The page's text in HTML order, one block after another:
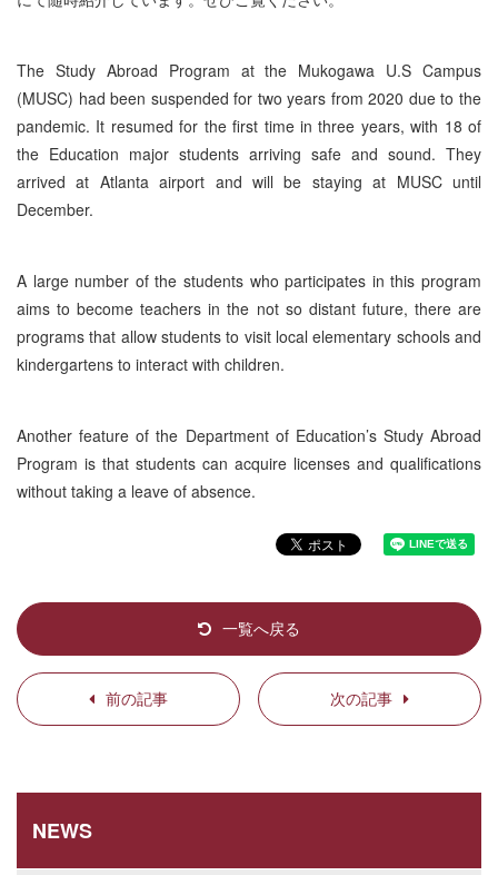
The Study Abroad Program at the Mukogawa U.S Campus
(MUSC) had been suspended for two years from 2020 due to the
pandemic. It resumed for the first time in three years, with 18 of
the Education major students arriving safe and sound. They
arrived at Atlanta airport and will be staying at MUSC until
December.
A large number of the students who participates in this program
aims to become teachers in the not so distant future, there are
programs that allow students to visit local elementary schools and
kindergartens to interact with children.
Another feature of the Department of Education’s Study Abroad
Program is that students can acquire licenses and qualifications
without taking a leave of absence.
前の記事
一覧へ戻る
次の記事
NEWS